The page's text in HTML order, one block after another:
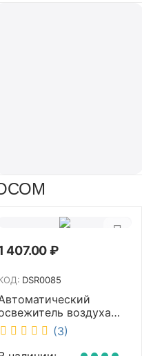
407.00₽
DSR0085
воздуха
DISCOVER белый
DSR0085
(3)